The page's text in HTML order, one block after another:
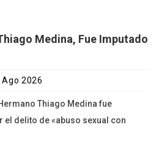
Medina, Fue Imputado
Ago 2026
Thiago Medina fue
delito de «abuso sexual con